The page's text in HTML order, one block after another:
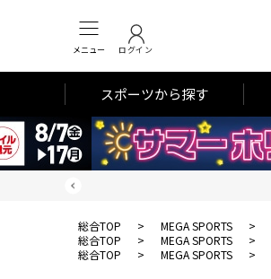
メニュー ログイン
スポーツから探す
総合TOP > MEGA SPORTS >
総合TOP
> MEGA SPORTS >
総合TOP
> MEGA SPORTS >